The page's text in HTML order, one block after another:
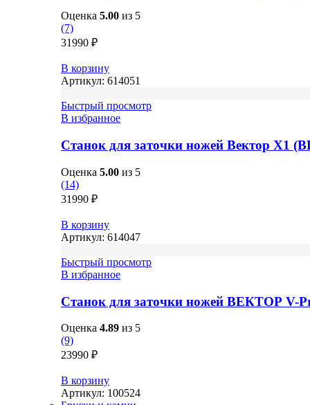
Оценка 5.00 из 5
(7)
31990 ₽
В корзину
Артикул: 614051
Быстрый просмотр
В избранное
Станок для заточки ножей Вектор X1
Оценка 5.00 из 5
(14)
31990 ₽
В корзину
Артикул: 614047
Быстрый просмотр
В избранное
Станок для заточки ножей ВЕКТОР V-
Оценка 4.89 из 5
(9)
23990 ₽
В корзину
Артикул: 100524